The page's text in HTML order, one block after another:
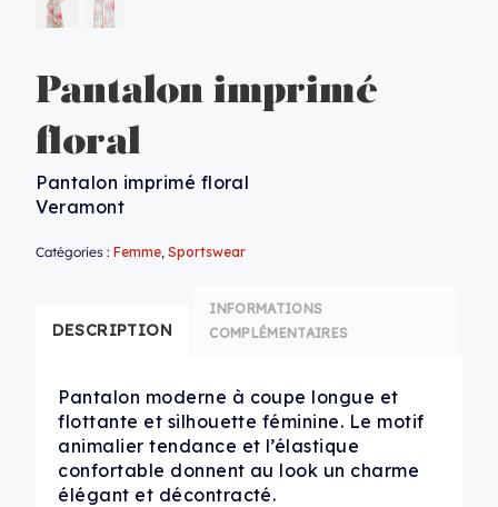
Pantalon imprimé
floral
Pantalon imprimé floral
Veramont
Catégories :Femme ,Sportswear
DESCRIPTION
INFORMATIONS
COMPLÉMENTAIRES
Pantalon moderne à coupe longue et
flottante et silhouette féminine. Le motif
animalier tendance et l’élastique
confortable donnent au look un charme
élégant et décontracté.